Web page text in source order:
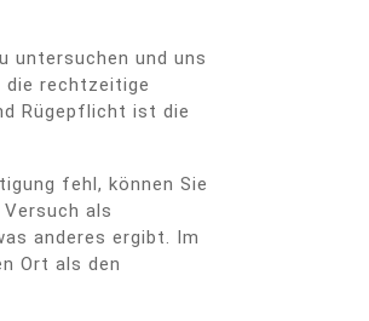
untersuchen und uns
die rechtzeitige
Rügepflicht ist die
fehl, können Sie
als
anderes ergibt. Im
Ort als den